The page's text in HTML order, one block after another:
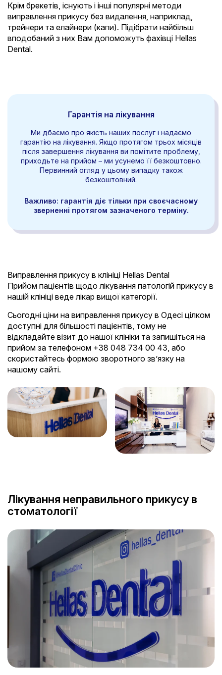
Крім брекетів, існують і інші популярні методи
виправлення прикусу без видалення, наприклад,
трейнери та елайнери (капи). Підібрати найбільш
вподобаний з них Вам допоможуть фахівці Hellas
Dental.
Гарантія на лікування
Ми дбаємо про якість наших послуг і надаємо
гарантію на лікування. Якщо протягом трьох місяців
після завершення лікування ви помітите проблему,
приходьте на прийом – ми усунемо її безкоштовно.
Первинний огляд у цьому випадку також
безкоштовний.
Важливо: гарантія діє тільки при своєчасному
зверненні протягом зазначеного терміну.
Виправлення прикусу в клініці Hellas Dental
Прийом пацієнтів щодо лікування патологій прикусу в
нашій клініці веде лікар вищої категорії.
Сьогодні ціни на виправлення прикусу в Одесі цілком
доступні для більшості пацієнтів, тому не
відкладайте візит до нашої клініки та запишіться на
прийом за телефоном +38 048 734 00 43, або
скористайтесь формою зворотного зв’язку на
нашому сайті.
Лікування неправильного прикусу в
стоматології